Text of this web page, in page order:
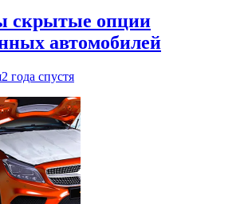
скрытые опции
автомобилей
2 года спустя